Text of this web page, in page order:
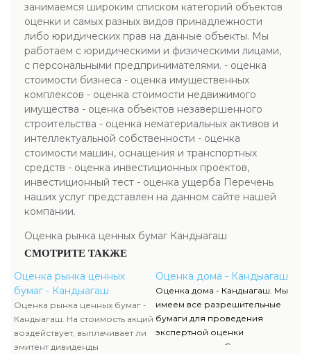
занимаемся широким списком категорий объектов
оценки и самых разных видов принадлежности
либо юридических прав на данные объекты. Мы
работаем с юридическими и физическими лицами,
с персональными предпринимателями. - оценка
стоимости бизнеса - оценка имущественных
комплексов - оценка стоимости недвижимого
имущества - оценка объектов незавершенного
строительства - оценка нематериальных активов и
интеллектуальной собственности - оценка
стоимости машин, оснащения и транспортных
средств - оценка инвестиционных проектов,
инвестиционный тест - оценка ущерба Перечень
наших услуг представлен на данном сайте нашей
компании.
Оценка рынка ценных бумаг Кандыагаш
СМОТРИТЕ ТАКЖЕ
Оценка рынка ценных
бумаг - Кандыагаш
Оценка рынка ценных бумаг -
Кандыагаш. На стоимость акций
воздействует, выплачивает ли
эмитент дивиденды
Оценка дома - Кандыагаш
Оценка дома - Кандыагаш. Мы
имеем все разрешительные
бумаги для проведения
экспертной оценки
недвижимости. Список данных